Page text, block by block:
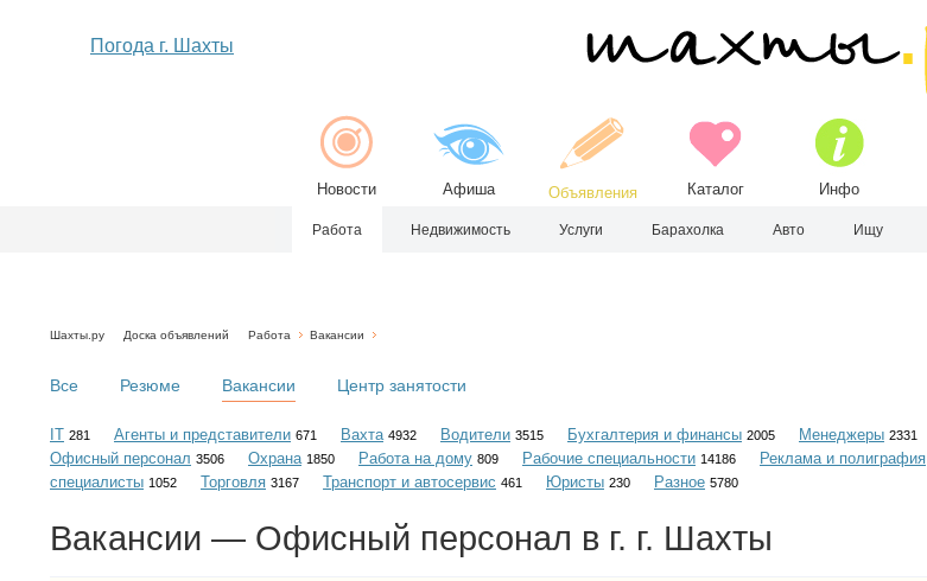
Погода г. Шахты
Новости Афиша Объявления Каталог Инфо
Работа Недвижимость Услуги Барахолка Авто Ищу
Шахты.ру Доска объявлений Работа Вакансии
Все Резюме Вакансии Центр занятости
IT 281 Агенты и представители 671 Вахта 4932 Водители 3515 Бухгалтерия и финансы 2005 Менеджеры 2331
Офисный персонал 3506 Охрана 1850 Работа на дому 809 Рабочие специальности 14186 Реклама и полиграфия
специалисты 1052 Торговля 3167 Транспорт и автосервис 461 Юристы 230 Разное 5780
Вакансии — Офисный персонал в г. г. Шахты